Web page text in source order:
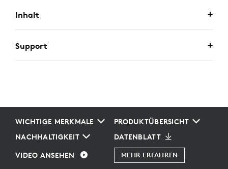
Inhalt
Support
WICHTIGE MERKMALE
PRODUKTÜBERSICHT
NACHHALTIGKEIT
DATENBLATT
VIDEO ANSEHEN
MEHR ERFAHREN